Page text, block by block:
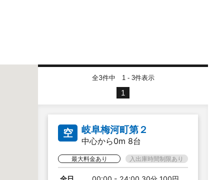
全3件中 1 - 3件表示
1
空 岐阜梅河町第２
中心から0m 8台
最大料金あり 入出庫時間制限あり